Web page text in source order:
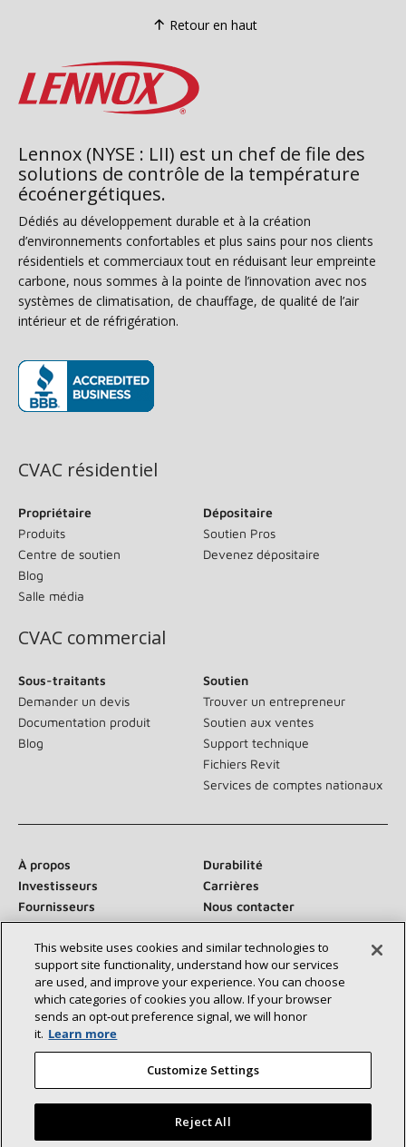
Retour en haut
Lennox (NYSE : LII) est un chef de file des
solutions de contrôle de la température
écoénergétiques.
Dédiés au développement durable et à la création
d’environnements confortables et plus sains pour nos clients
résidentiels et commerciaux tout en réduisant leur empreinte
carbone, nous sommes à la pointe de l’innovation avec nos
systèmes de climatisation, de chauffage, de qualité de l’air
intérieur et de réfrigération.
CVAC résidentiel
Propriétaire
Produits
Centre de soutien
Blog
Salle média
Dépositaire
Soutien Pros
Devenez dépositaire
CVAC commercial
Sous-traitants
Demander un devis
Documentation produit
Blog
Soutien
Trouver un entrepreneur
Soutien aux ventes
Support technique
Fichiers Revit
Services de comptes nationaux
À propos
Durabilité
Investisseurs
Carrières
Fournisseurs
Nous contacter
Salle de presse
Communiquez avec nous :
©2026 Lennox International Inc.
This website uses cookies and similar technologies to
support site functionality, understand how our services
are used, and improve your experience. You can choose
which categories of cookies you allow. If your browser
sends an opt‑out preference signal, we will honor
it. Learn more
Customize Settings
Reject All